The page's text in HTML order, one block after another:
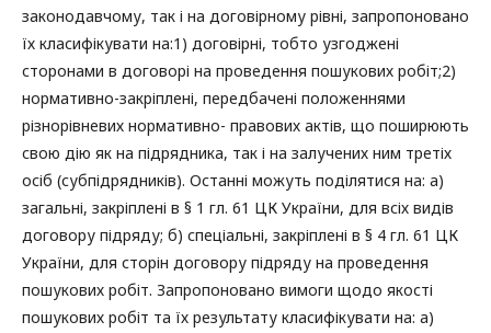
законодавчому, так і на договірному рівні, запропоновано
їх класифікувати на:1) договірні, тобто узгоджені
сторонами в договорі на проведення пошукових робіт;2)
нормативно-закріплені, передбачені положеннями
різнорівневих нормативно- правових актів, що поширюють
свою дію як на підрядника, так і на залучених ним третіх
осіб (субпідрядників). Останні можуть поділятися на: а)
загальні, закріплені в § 1 гл. 61 ЦК України, для всіх видів
договору підряду; б) спеціальні, закріплені в § 4 гл. 61 ЦК
України, для сторін договору підряду на проведення
пошукових робіт. Запропоновано вимоги щодо якості
пошукових робіт та їх результату класифікувати на: а)